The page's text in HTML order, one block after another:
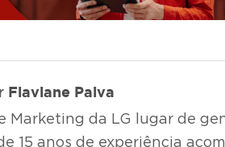
Flaviane Paiva
Marketing da LG lugar de
15 anos de experiência